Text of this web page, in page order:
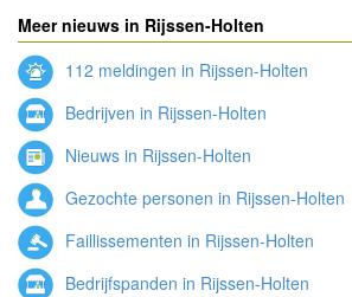
Meer nieuws in Rijssen-Holten
112 meldingen in Rijssen-Holten
Bedrijven in Rijssen-Holten
Nieuws in Rijssen-Holten
Gezochte personen in Rijssen-Holten
Faillissementen in Rijssen-Holten
Bedrijfspanden in Rijssen-Holten